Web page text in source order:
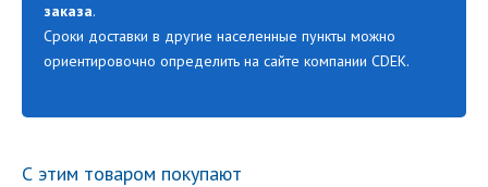
заказа.
Сроки доставки в другие населенные пункты можно
ориентировочно определить на сайте компании CDEK.
С этим товаром покупают